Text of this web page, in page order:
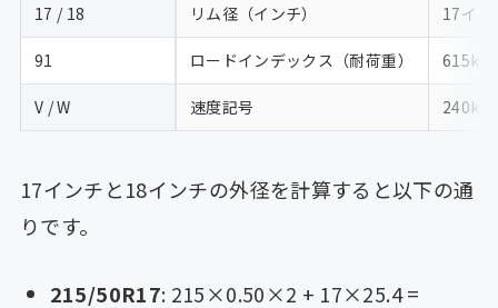
17 / 18 リム径（インチ） 17イン
91 ロードインデックス（耐荷重）
V / W 速度記号
17インチと18インチの外径を計算すると以下の通
りです。
215/50R17: 215×0.50×2 + 17×25.4 =